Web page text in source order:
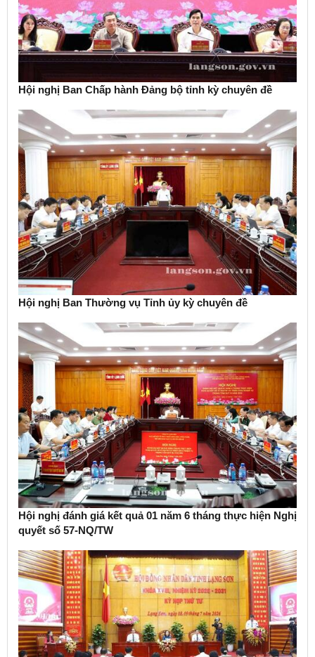
Hội nghị Ban Chấp hành Đảng bộ tỉnh kỳ chuyên đề
Hội nghị Ban Thường vụ Tỉnh ủy kỳ chuyên đề
Hội nghị đánh giá kết quả 01 năm 6 tháng thực hiện Nghị
quyết số 57-NQ/TW